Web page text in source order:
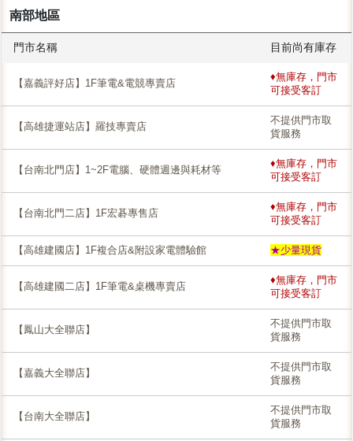
南部地區
門市名稱 目前尚有庫存
【嘉義評好店】1F筆電&電競專賣店
♦無庫存，門市
可接受客訂
【高雄捷運站店】羅技專賣店
不提供門市取
貨服務
【台南北門店】1~2F電腦、硬體週邊與耗材等
♦無庫存，門市
可接受客訂
【台南北門二店】1F宏碁專售店
♦無庫存，門市
可接受客訂
【高雄建國店】1F複合店&附設家電體驗館 ★少量現貨
【高雄建國二店】1F筆電&桌機專賣店
♦無庫存，門市
可接受客訂
【鳳山大全聯店】
不提供門市取
貨服務
【嘉義大全聯店】
不提供門市取
貨服務
【台南大全聯店】
不提供門市取
貨服務